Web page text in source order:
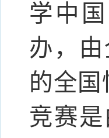
学中
办，
的全国
竞赛